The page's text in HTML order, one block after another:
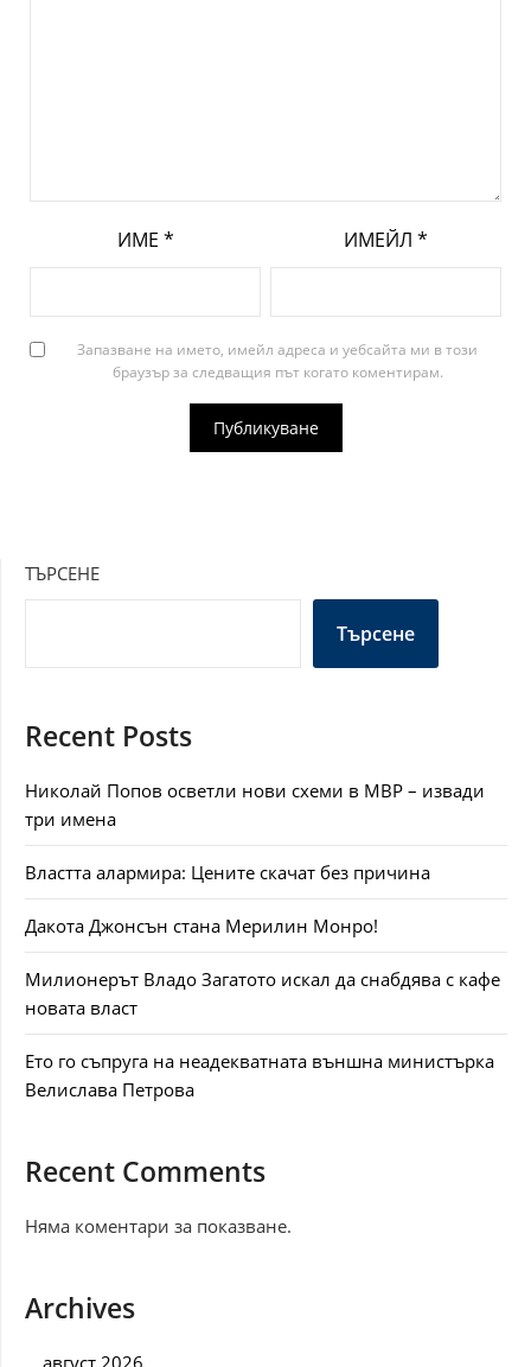
ИМЕ * ИМЕЙЛ *
Запазване на името, имейл адреса и уебсайта ми в този
браузър за следващия път когато коментирам.
ТЪРСЕНЕ
Търсене
Recent Posts
Николай Попов осветли нови схеми в МВР – извади
три имена
Властта алармира: Цените скачат без причина
Дакота Джонсън стана Мерилин Монро!
Милионерът Владо Загатото искал да снабдява с кафе
новата власт
Ето го съпруга на неадекватната външна министърка
Велислава Петрова
Recent Comments
Няма коментари за показване.
Archives
август 2026